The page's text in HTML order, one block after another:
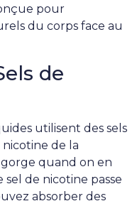
pour
du corps face au
de
utilisent des sels
de la
quand on en
de nicotine passe
absorber des